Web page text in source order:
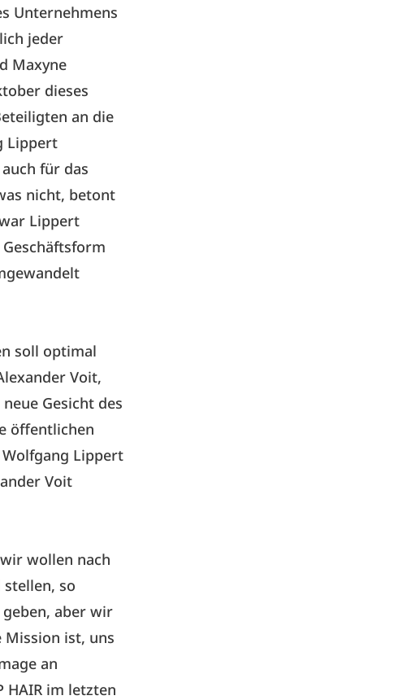
Unternehmens
jeder
Maxyne
dieses
an die
Lippert
für das
nicht, betont
Lippert
soll optimal
Voit,
Gesicht des
öffentlichen
Lippert
Voit
wollen nach
so
aber wir
Mission ist, uns
an
HAIR im letzten